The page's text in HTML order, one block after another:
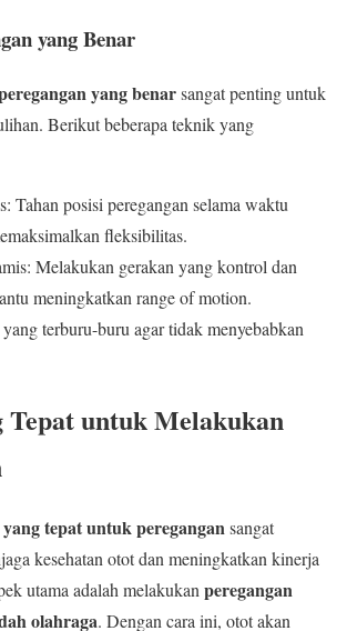
yang Benar
yang benarsangat penting untuk
Berikut beberapa teknik yang
Tahan posisi peregangan selama waktu
fleksibilitas.
Melakukan gerakan yang kontrol dan
meningkatkan range of motion.
terburu-buru agar tidak menyebabkan
Tepat untuk Melakukan
tepat untuk peregangansangat
kesehatan otot dan meningkatkan kinerja
utama adalah melakukanperegangan
olahraga. Dengan cara ini, otot akan